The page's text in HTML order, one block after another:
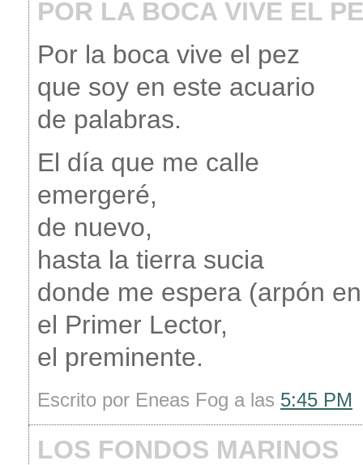
POR LA BOCA VIVE EL
Por la boca vive el pez
que soy en este acuario
de palabras.
El día que me calle
emergeré,
de nuevo,
hasta la tierra sucia
donde me espera (arpón
el Primer Lector,
el preminente.
Escrito por Eneas Fog a las 5:45 PM
LOS FONDOS MARINOS